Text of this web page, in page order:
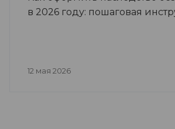
в 2026 году: пошаговая
12 мая 2026